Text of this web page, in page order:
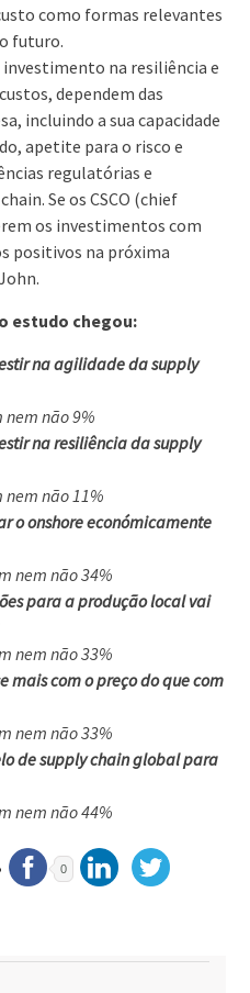
como formas relevantes
futuro.
na resiliência e
dependem das
incluindo a sua capacidade
apetite para o risco e
regulatórias e
Se os CSCO (chief
os investimentos com
positivos na próxima
estudo chegou:
na agilidade da supply
não 9%
na resiliência da supply
não 11%
o onshore económicamente
não 34%
para a produção local vai
não 33%
mais com o preço do que com
não 33%
de supply chain global para
não 44%
0